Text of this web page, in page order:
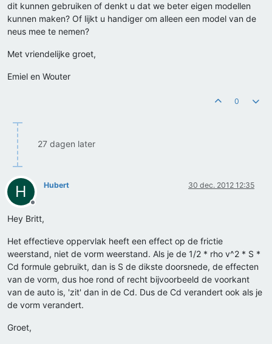
dit kunnen gebruiken of denkt u dat we beter eigen modellen
kunnen maken? Of lijkt u handiger om alleen een model van de
neus mee te nemen?
Met vriendelijke groet,
Emiel en Wouter
0
27 dagen later
H
Offline
Hubert 30 dec. 2012 12:35
Hey Britt,
Het effectieve oppervlak heeft een effect op de frictie
weerstand, niet de vorm weerstand. Als je de 1/2 * rho v^2 * S *
Cd formule gebruikt, dan is S de dikste doorsnede, de effecten
van de vorm, dus hoe rond of recht bijvoorbeeld de voorkant
van de auto is, 'zit' dan in de Cd. Dus de Cd verandert ook als je
de vorm verandert.
Groet,